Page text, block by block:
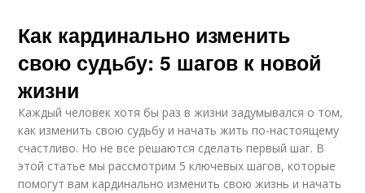
Как кардинально изменить
свою судьбу: 5 шагов к новой
жизни
Каждый человек хотя бы раз в жизни задумывался о том,
как изменить свою судьбу и начать жить по-настоящему
счастливо. Но не все решаются сделать первый шаг. В
этой статье мы рассмотрим 5 ключевых шагов, которые
помогут вам кардинально изменить свою жизнь и начать